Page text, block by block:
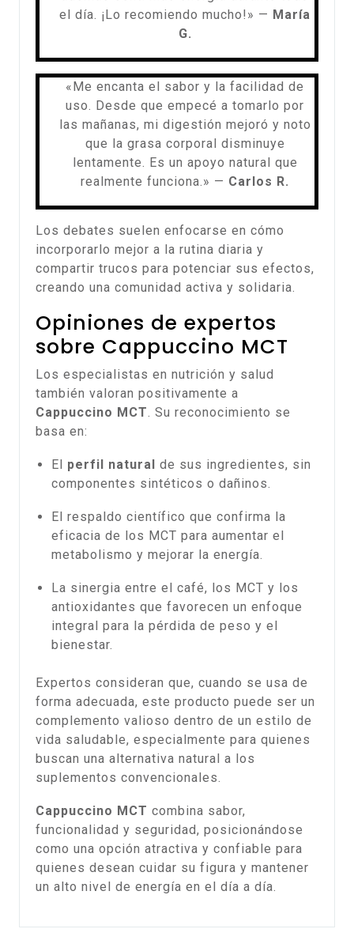
el día. ¡Lo recomiendo mucho!» — María
G.
«Me encanta el sabor y la facilidad de
uso. Desde que empecé a tomarlo por
las mañanas, mi digestión mejoró y noto
que la grasa corporal disminuye
lentamente. Es un apoyo natural que
realmente funciona.» — Carlos R.
Los debates suelen enfocarse en cómo
incorporarlo mejor a la rutina diaria y
compartir trucos para potenciar sus efectos,
creando una comunidad activa y solidaria.
Opiniones de expertos
sobre Cappuccino MCT
Los especialistas en nutrición y salud
también valoran positivamente a
Cappuccino MCT. Su reconocimiento se
basa en:
El perfil natural de sus ingredientes, sin
componentes sintéticos o dañinos.
El respaldo científico que confirma la
eficacia de los MCT para aumentar el
metabolismo y mejorar la energía.
La sinergia entre el café, los MCT y los
antioxidantes que favorecen un enfoque
integral para la pérdida de peso y el
bienestar.
Expertos consideran que, cuando se usa de
forma adecuada, este producto puede ser un
complemento valioso dentro de un estilo de
vida saludable, especialmente para quienes
buscan una alternativa natural a los
suplementos convencionales.
Cappuccino MCT combina sabor,
funcionalidad y seguridad, posicionándose
como una opción atractiva y confiable para
quienes desean cuidar su figura y mantener
un alto nivel de energía en el día a día.